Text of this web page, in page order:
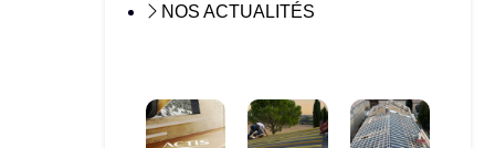
NOS ACTUALITÉS